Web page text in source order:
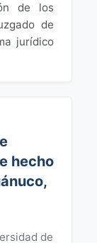
de los
de
jurídico
hecho
de